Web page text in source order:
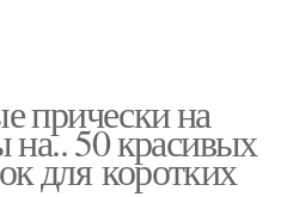
прически на
на.. 50 красивых
для коротких